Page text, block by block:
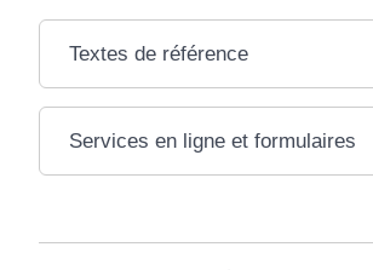
Textes de référence
Services en ligne et formulaires